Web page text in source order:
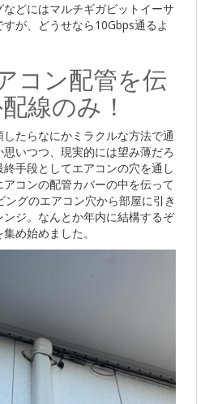
どにはマルチギガビットイーサ
が、どうせなら10Gbps通るよ
コン配管を伝
線のみ！
たらなにかミラクルな方法で通
いつつ、現実的には望み薄だろ
手段としてエアコンの穴を通し
コンの配管カバーの中を伝って
グのエアコン穴から部屋に引き
ジ。なんとか年内に結構するぞ
め始めました。